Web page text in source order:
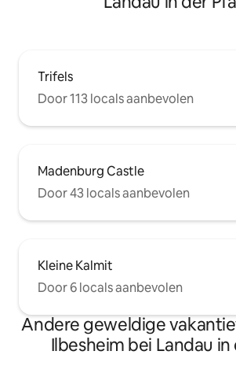
Trifels
Door 113 locals aanbevolen
Madenburg Castle
Door 43 locals aanbevolen
Kleine Kalmit
Door 6 locals aanbevolen
Andere geweldige
Ilbesheim bei Landau in